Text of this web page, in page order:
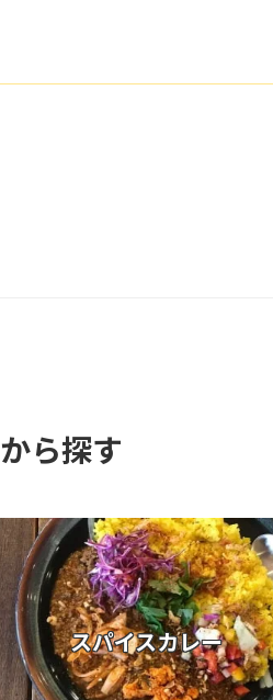
ら探す
スパイスカレー